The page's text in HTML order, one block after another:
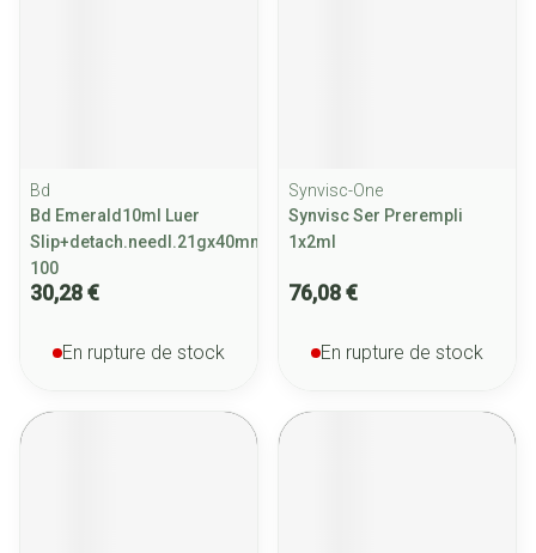
Bd
Bd Emerald10ml Luer
Slip+detach.needl.21gx40mm
100
30,28 €
En rupture de stock
Synvisc-One
Synvisc Ser Prerempli
1x2ml
76,08 €
En rupture de stock